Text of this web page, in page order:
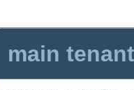
main tenant